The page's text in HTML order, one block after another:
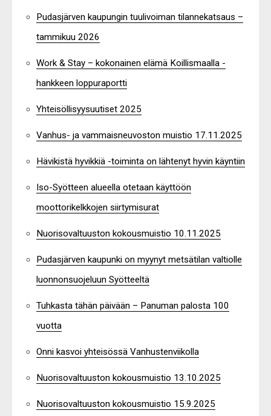
Pudasjärven kaupungin tuulivoiman tilannekatsaus –
tammikuu 2026
Work & Stay – kokonainen elämä Koillismaalla -
hankkeen loppuraportti
Yhteisöllisyysuutiset 2025
Vanhus- ja vammaisneuvoston muistio 17.11.2025
Hävikistä hyvikkiä -toiminta on lähtenyt hyvin käyntiin
Iso-Syötteen alueella otetaan käyttöön
moottorikelkkojen siirtymisurat
Nuorisovaltuuston kokousmuistio 10.11.2025
Pudasjärven kaupunki on myynyt metsätilan valtiolle
luonnonsuojeluun Syötteeltä
Tuhkasta tähän päivään – Panuman palosta 100
vuotta
Onni kasvoi yhteisössä Vanhustenviikolla
Nuorisovaltuuston kokousmuistio 13.10.2025
Nuorisovaltuuston kokousmuistio 15.9.2025